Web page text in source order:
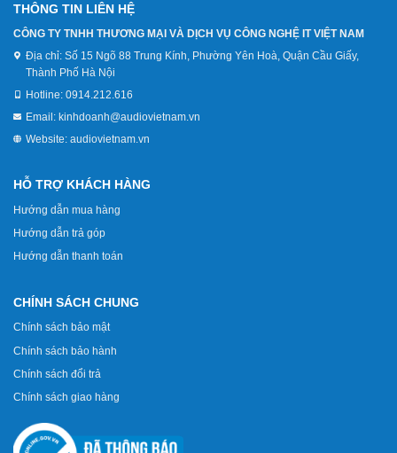
THÔNG TIN LIÊN HỆ
CÔNG TY TNHH THƯƠNG MẠI VÀ DỊCH VỤ CÔNG NGHỆ IT VIỆT NAM
Địa chỉ: Số 15 Ngõ 88 Trung Kính, Phường Yên Hoà, Quận Cầu Giấy,
Thành Phố Hà Nội
Hotline: 0914.212.616
Email: kinhdoanh@audiovietnam.vn
Website: audiovietnam.vn
HỖ TRỢ KHÁCH HÀNG
Hướng dẫn mua hàng
Hướng dẫn trả góp
Hướng dẫn thanh toán
CHÍNH SÁCH CHUNG
Chính sách bảo mật
Chính sách bảo hành
Chính sách đổi trả
Chính sách giao hàng